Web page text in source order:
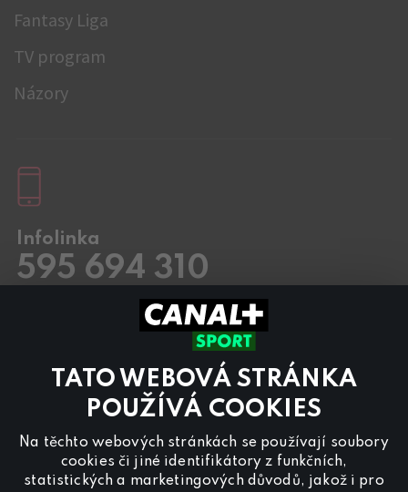
TATO WEBOVÁ STRÁNKA
POUŽÍVÁ COOKIES
Na těchto webových stránkách se používají soubory
cookies či jiné identifikátory z funkčních,
statistických a marketingových důvodů, jakož i pro
Fantasy Liga
TV program
Názory
Infolinka
595 694 310
8.00 – 20:00
8.00 – 18:00
inzerci na programu CANAL+ Sport
nás
kontaktujte nareklama@canalplus.cz
Naši redakci kontaktujete na
redakce@canalplus.cz